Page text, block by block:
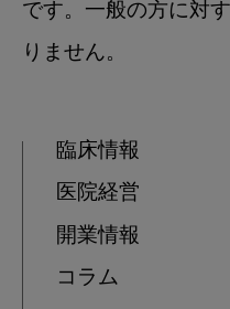
です。一般の方に対
りません。
臨床情報
医院経営
開業情報
コラム